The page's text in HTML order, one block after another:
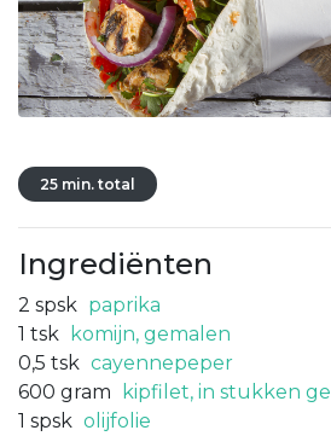
25 min. total
Ingrediënten
2 spsk paprika
1 tsk
komijn, gemalen
0,5 tsk cayennepeper
600 gram
kipfilet, in stukken
1 spsk olijfolie